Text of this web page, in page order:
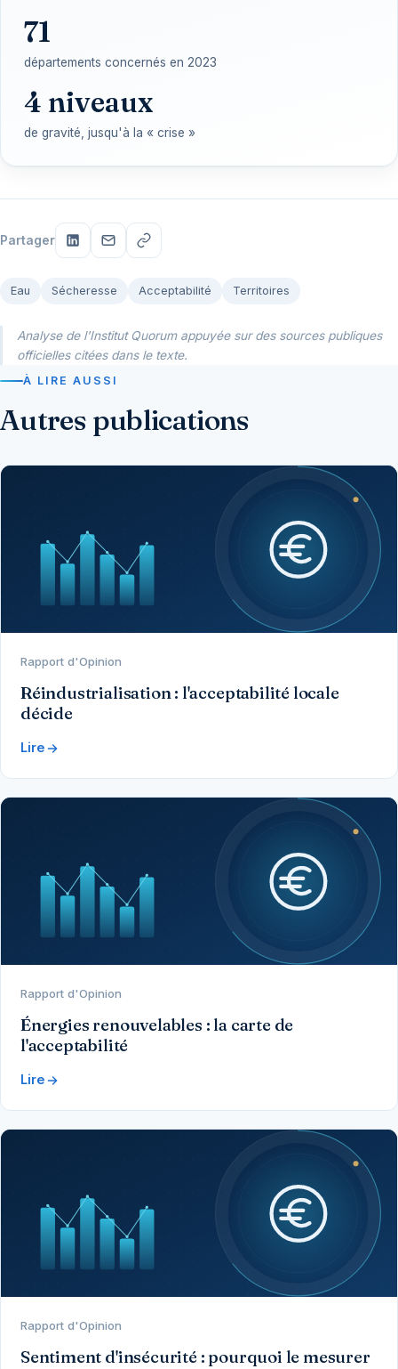
71
départements concernés en 2023
4 niveaux
de gravité, jusqu'à la « crise »
Partager
Eau Sécheresse Acceptabilité Territoires
Analyse de l'Institut Quorum appuyée sur des sources publiques
officielles citées dans le texte.
À LIRE AUSSI
Autres publications
Rapport d'Opinion
Réindustrialisation : l'acceptabilité locale
décide
Lire
Rapport d'Opinion
Énergies renouvelables : la carte de
l'acceptabilité
Lire
Rapport d'Opinion
Sentiment d'insécurité : pourquoi le mesurer